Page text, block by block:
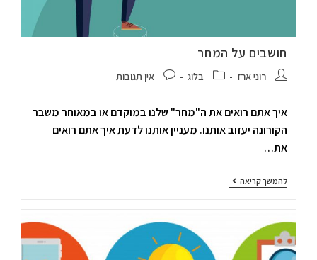
חושבים על המחר
רוני ארז בלוג אין תגובות
איך אתם רואים את ה"מחר" שלנו במוקדם או במאוחר משבר
הקורונה יעזוב אותנו. מעניין אותנו לדעת איך אתם רואים
את…
להמשך קריאה